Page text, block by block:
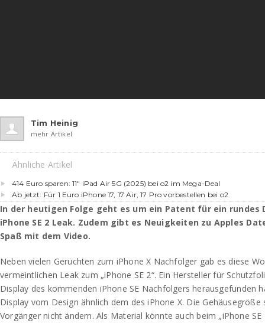
Tim Heinig
mehr Artikel
Ähnliche Artikel
414 Euro sparen: 11″ iPad Air 5G (2025) bei o2 im Mega-Deal
Ab jetzt: Für 1 Euro iPhone 17, 17 Air, 17 Pro vorbestellen bei o2
In der heutigen Folge geht es um ein Patent für ein rundes
iPhone SE 2 Leak. Zudem gibt es Neuigkeiten zu Apples
Spaß mit dem Video.
Neben vielen Gerüchten zum iPhone X Nachfolger gab es diese
vermeintlichen Leak zum „iPhone SE 2“. Ein Hersteller für
Display des kommenden iPhone SE Nachfolgers herausgefunden
Display vom Design ähnlich dem des iPhone X. Die
Vorgänger nicht ändern. Als Material könnte auch beim „iPhone